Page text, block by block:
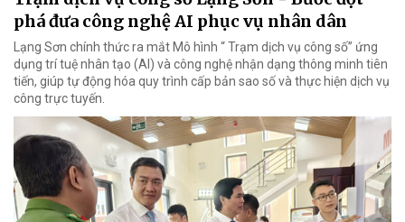
phá đưa công nghệ AI phục vụ nhân dân
Lạng Sơn chính thức ra mắt Mô hình “ Trạm dịch vụ công số” ứng
dụng trí tuệ nhân tạo (AI) và công nghệ nhận dạng thông minh tiên
tiến, giúp tự động hóa quy trình cấp bản sao số và thực hiện dịch vụ
công trực tuyến.